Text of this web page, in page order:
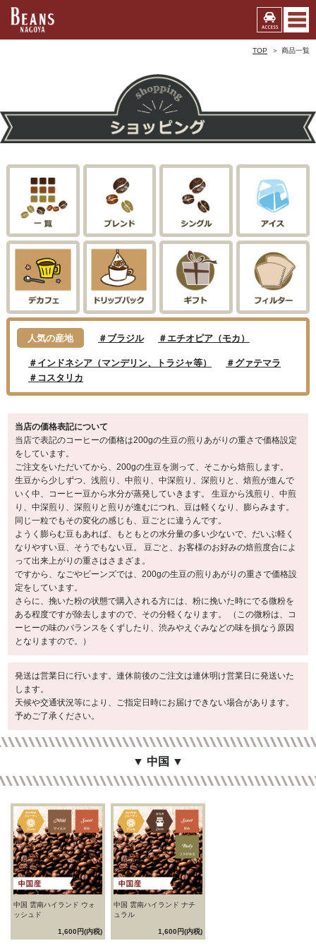
TOP 商品一覧
人気の産地 ＃ブラジル ＃エチオピア（モカ）
＃インドネシア（マンデリン、トラジャ等）
＃グァテマラ
＃コスタリカ
当店の価格表記について
当店で表記のコーヒーの価格は200gの生豆の煎りあがりの重さで価格設定
をしています。
ご注文をいただいてから、200gの生豆を測って、そこから焙煎します。
生豆から少しずつ、浅煎り、中煎り、中深煎り、深煎りと、焙煎が進んで
いく中、コーヒー豆から水分が蒸発していきます。 生豆から浅煎り、中煎
り、中深煎り、深煎りと煎りが進むにつれ、豆は軽くなり、膨らみます。
同じ一粒でもその変化の感じも、豆ごとに違うんです。
ようく膨らむ豆もあれば、もともとの水分量の多い少ないで、だいぶ軽く
なりやすい豆、そうでもない豆。 豆ごと、お客様のお好みの焙煎度合によ
って出来上がりの重さはさまざま。
ですから、なごやビーンズでは、200gの生豆の煎りあがりの重さで価格設
定をしています。
さらに、挽いた粉の状態で購入される方には、粉に挽いた時にでる微粉を
ある程度ですが除去しますので、その分軽くなります。 （この微粉は、コ
ーヒーの味のバランスをくずしたり、渋みやえぐみなどの味を損なう原因
となりますので。）
発送は営業日に行います。連休前後のご注文は連休明け営業日に発送いた
します。
天候や交通状況等により、ご指定日時にお届けできない場合があります。
予めご了承ください。
▼ 中国 ▼
中国 雲南ハイランド ウォ
ッシュド
1,600円(内税)
中国 雲南ハイランド ナチ
ュラル
1,600円(内税)